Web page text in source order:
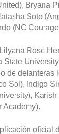
Bryana
Soto
(NC
Rose
State
de delanteras
Sol), Indigo
Academy).
oficial